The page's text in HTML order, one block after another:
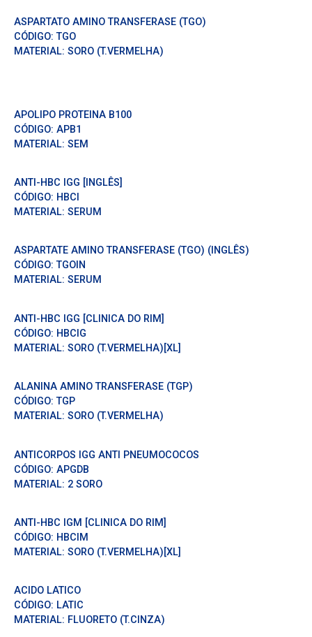
ASPARTATO AMINO TRANSFERASE (TGO)
CÓDIGO:TGO
MATERIAL: SORO (T.VERMELHA)
APOLIPO PROTEINA B100
CÓDIGO: APB1
MATERIAL: SEM
ANTI-HBC IGG [INGLÊS]
CÓDIGO: HBCI
MATERIAL: SERUM
ASPARTATE AMINO TRANSFERASE (TGO) (INGLÊS)
CÓDIGO:TGOIN
MATERIAL: SERUM
ANTI-HBC IGG [CLINICA DO RIM]
CÓDIGO: HBCIG
MATERIAL: SORO (T.VERMELHA)[XL]
ALANINA AMINO TRANSFERASE (TGP)
CÓDIGO:TGP
MATERIAL: SORO (T.VERMELHA)
ANTICORPOS IGG ANTI PNEUMOCOCOS
CÓDIGO: APGDB
MATERIAL: 2 SORO
ANTI-HBC IGM [CLINICA DO RIM]
CÓDIGO: HBCIM
MATERIAL: SORO (T.VERMELHA)[XL]
ACIDO LATICO
CÓDIGO: LATIC
MATERIAL: FLUORETO (T.CINZA)